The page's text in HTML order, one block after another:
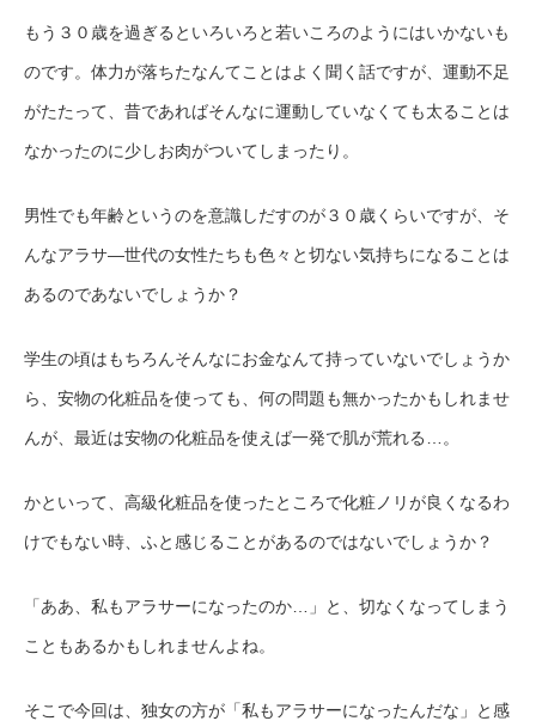
もう３０歳を過ぎるといろいろと若いころのようにはいかないも
のです。体力が落ちたなんてことはよく聞く話ですが、運動不足
がたたって、昔であればそんなに運動していなくても太ることは
なかったのに少しお肉がついてしまったり。
男性でも年齢というのを意識しだすのが３０歳くらいですが、そ
んなアラサ―世代の女性たちも色々と切ない気持ちになることは
あるのであないでしょうか？
学生の頃はもちろんそんなにお金なんて持っていないでしょうか
ら、安物の化粧品を使っても、何の問題も無かったかもしれませ
んが、最近は安物の化粧品を使えば一発で肌が荒れる…。
かといって、高級化粧品を使ったところで化粧ノリが良くなるわ
けでもない時、ふと感じることがあるのではないでしょうか？
「ああ、私もアラサーになったのか…」と、切なくなってしまう
こともあるかもしれませんよね。
そこで今回は、独女の方が「私もアラサーになったんだな」と感